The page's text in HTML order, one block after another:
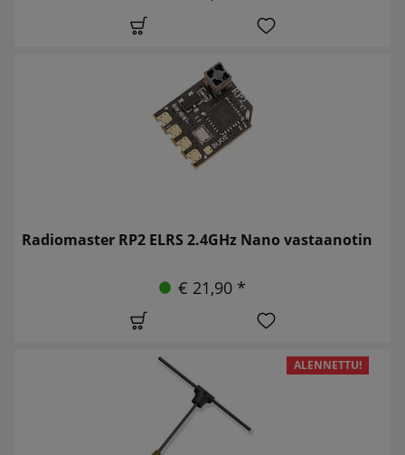
Radiomaster RP2 ELRS 2.4GHz Nano vastaanotin
€ 21,90 *
ALENNETTU!